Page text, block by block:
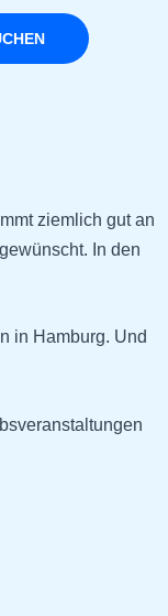
ziemlich gut an
In den
in Hamburg. Und